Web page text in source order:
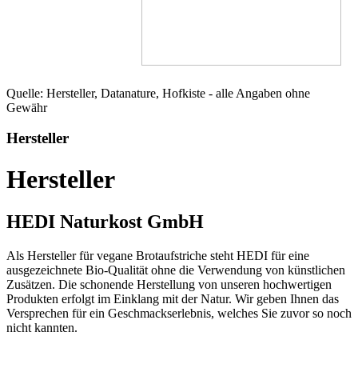
Quelle: Hersteller, Datanature, Hofkiste - alle Angaben ohne
Gewähr
Hersteller
Hersteller
HEDI Naturkost GmbH
Als Hersteller für vegane Brotaufstriche steht HEDI für eine
ausgezeichnete Bio-Qualität ohne die Verwendung von künstlichen
Zusätzen. Die schonende Herstellung von unseren hochwertigen
Produkten erfolgt im Einklang mit der Natur. Wir geben Ihnen das
Versprechen für ein Geschmackserlebnis, welches Sie zuvor so noch
nicht kannten.